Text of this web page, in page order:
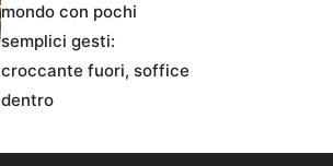
mondo con pochi
semplici gesti:
croccante fuori, soffice
dentro